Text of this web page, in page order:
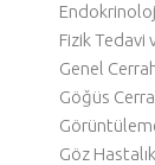
Fizik Tedavi
Genel
Göğüs
Göz